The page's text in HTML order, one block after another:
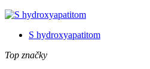
S hydroxyapatitom
Top značky